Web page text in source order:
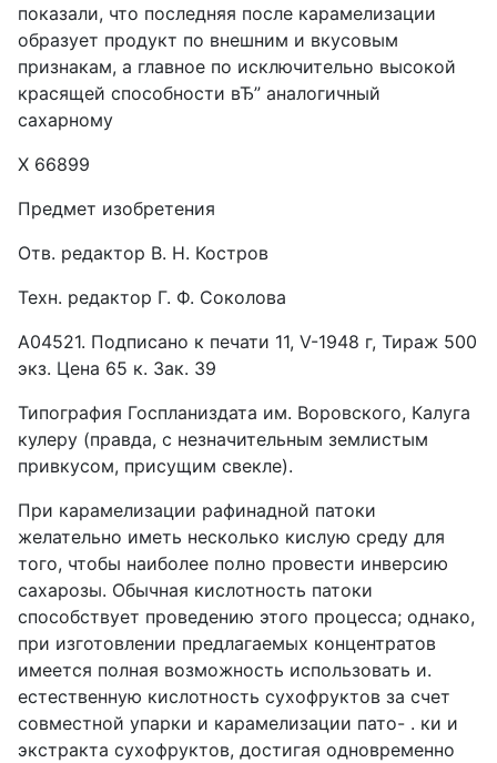
показали, что последняя после карамелизации
образует продукт по внешним и вкусовым
признакам, а главное по исключительно высокой
красящей способности вЂ” аналогичный
сахарному
X 66899
Предмет изобретения
Отв. редактор В. Н. Костров
Техн. редактор Г. Ф. Соколова
А04521. Подписано к печати 11, V-1948 г, Тираж 500
экз. Цена 65 к. Зак. 39
Типография Госпланиздата им. Воровского, Калуга
кулеру (правда, с незначительным землистым
привкусом, присущим свекле).
При карамелизации рафинадной патоки
желательно иметь несколько кислую среду для
того, чтобы наиболее полно провести инверсию
сахарозы. Обычная кислотность патоки
способствует проведению этого процесса; однако,
при изготовлении предлагаемых концентратов
имеется полная возможность использовать и.
естественную кислотность сухофруктов за счет
совместной упарки и карамелизации пато- . ки и
экстракта сухофруктов, достигая одновременно